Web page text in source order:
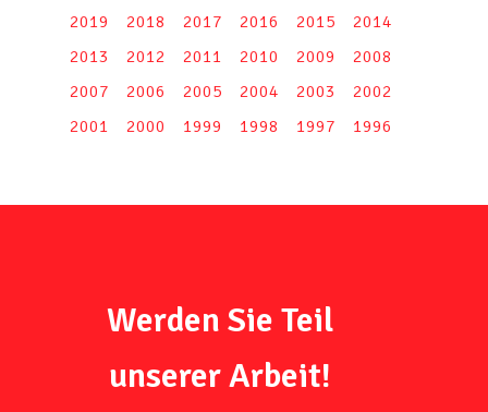
2019
2018 2017 2016 2015
2014
2013
2012 2011 2010 2009
2008
2007
2006 2005 2004 2003
2002
2001
2000 1999 1998 1997 1996
Werden Sie Teil
unserer Arbeit!